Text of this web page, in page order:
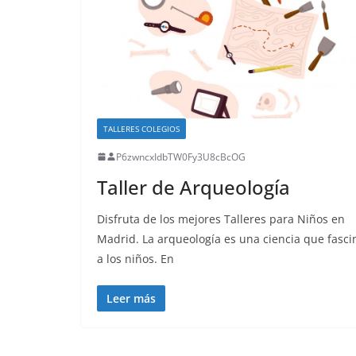
TALLERES COLEGIOS
P6zwncxIdbTW0Fy3U8cBcOG
Taller de Arqueología
Disfruta de los mejores Talleres para Niños en
Madrid. La arqueología es una ciencia que
a los niños. En
Leer más